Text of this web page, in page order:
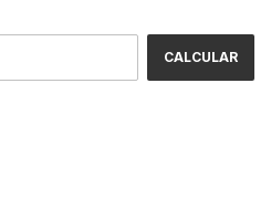
CALCULAR